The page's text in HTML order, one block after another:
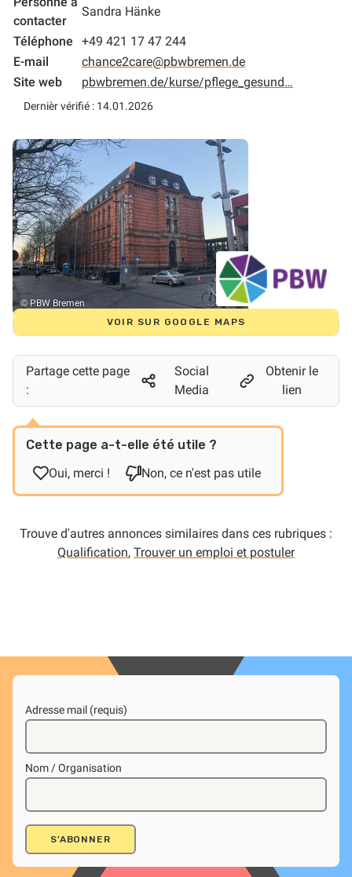
contacter
Sandra Hänke
Téléphone
+49 421 17 47 244
E-mail
chance2care@pbwbremen.de
Site web
pbwbremen.de/kurse/pflege_gesund…
Dernièr vérifié : 14.01.2026
© PBW Bremen
VOIR SUR GOOGLE MAPS
Partage cette page
:
Social
Media
Obtenir le
lien
Cette page a-t-elle été utile ?
Oui, merci !
Non, ce n'est pas utile
Trouve d'autres annonces similaires dans ces rubriques :
Qualification, Trouver un emploi et postuler
Adresse mail (requis)
Nom / Organisation